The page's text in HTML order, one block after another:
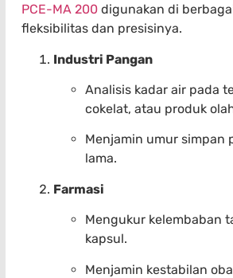
PCE-MA 200 digunakan di
fleksibilitas dan presisinya.
Industri Pangan
Analisis kadar air pada
cokelat, atau produk
Menjamin umur simpan
lama.
Farmasi
Mengukur kelembaban
kapsul.
Menjamin kestabilan